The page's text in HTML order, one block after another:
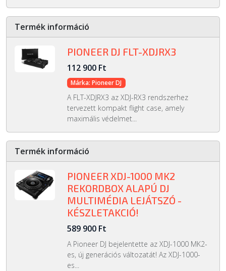
Termék információ
PIONEER DJ FLT-XDJRX3
112 900 Ft
Márka: Pioneer DJ
A FLT-XDJRX3 az XDJ-RX3 rendszerhez
tervezett kompakt flight case, amely
maximális védelmet...
Termék információ
PIONEER XDJ-1000 MK2
REKORDBOX ALAPÚ DJ
MULTIMÉDIA LEJÁTSZÓ -
KÉSZLETAKCIÓ!
589 900 Ft
A Pioneer DJ bejelentette az XDJ-1000 MK2-
es, új generációs változatát! Az XDJ-1000-
es...